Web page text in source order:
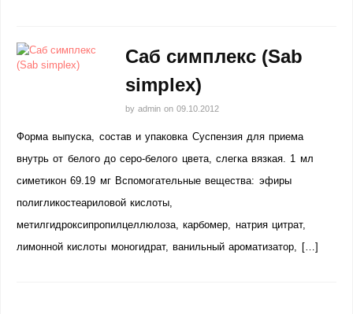
Саб симплекс (Sab
simplex)
by admin on 09.10.2012
Форма выпуска, состав и упаковка Суспензия для приема
внутрь от белого до серо-белого цвета, слегка вязкая. 1 мл
симетикон 69.19 мг Вспомогательные вещества: эфиры
полигликостеариловой кислоты,
метилгидроксипропилцеллюлоза, карбомер, натрия цитрат,
лимонной кислоты моногидрат, ванильный ароматизатор, […]